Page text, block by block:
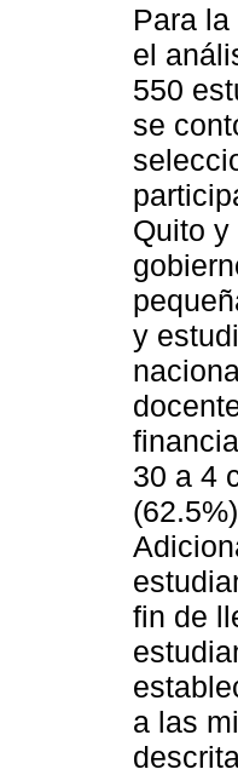
Para
el
550
se
Quito
y
30 a 4
fin de
a las